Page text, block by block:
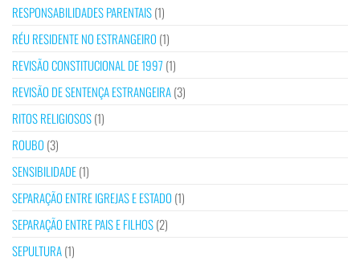
RESPONSABILIDADES PARENTAIS(1)
RÉU RESIDENTE NO ESTRANGEIRO (1)
REVISÃO CONSTITUCIONAL DE 1997 (1)
REVISÃO DE SENTENÇA ESTRANGEIRA(3)
RITOS RELIGIOSOS(1)
ROUBO (3)
SENSIBILIDADE(1)
SEPARAÇÃO ENTRE IGREJAS E ESTADO (1)
SEPARAÇÃO ENTRE PAIS E FILHOS(2)
SEPULTURA(1)